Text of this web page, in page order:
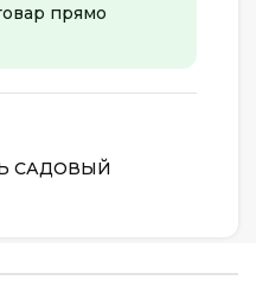
прямо
САДОВЫЙ